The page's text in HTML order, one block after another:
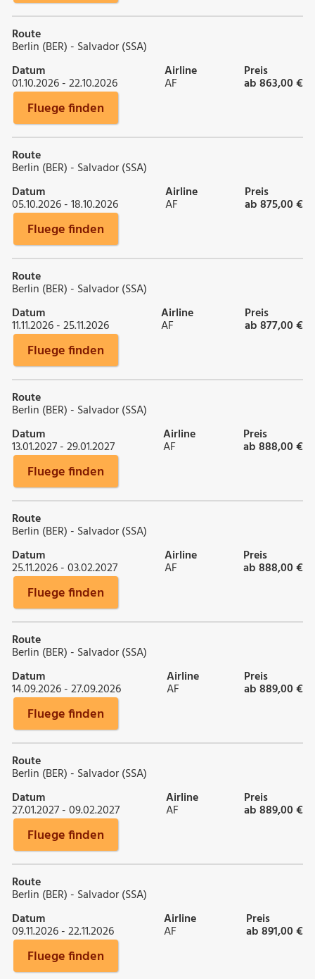
Route
Berlin (BER) - Salvador (SSA)
Datum
01.10.2026 - 22.10.2026
Airline
AF
Preis
ab 863,00 €
Fluege finden
Route
Berlin (BER) - Salvador (SSA)
Datum
05.10.2026 - 18.10.2026
Airline
AF
Preis
ab 875,00 €
Fluege finden
Route
Berlin (BER) - Salvador (SSA)
Datum
11.11.2026 - 25.11.2026
Airline
AF
Preis
ab 877,00 €
Fluege finden
Route
Berlin (BER) - Salvador (SSA)
Datum
13.01.2027 - 29.01.2027
Airline
AF
Preis
ab 888,00 €
Fluege finden
Route
Berlin (BER) - Salvador (SSA)
Datum
25.11.2026 - 03.02.2027
Airline
AF
Preis
ab 888,00 €
Fluege finden
Route
Berlin (BER) - Salvador (SSA)
Datum
14.09.2026 - 27.09.2026
Airline
AF
Preis
ab 889,00 €
Fluege finden
Route
Berlin (BER) - Salvador (SSA)
Datum
27.01.2027 - 09.02.2027
Airline
AF
Preis
ab 889,00 €
Fluege finden
Route
Berlin (BER) - Salvador (SSA)
Datum
09.11.2026 - 22.11.2026
Airline
AF
Preis
ab 891,00 €
Fluege finden